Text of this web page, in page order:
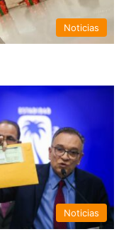
Noticias
Noticias